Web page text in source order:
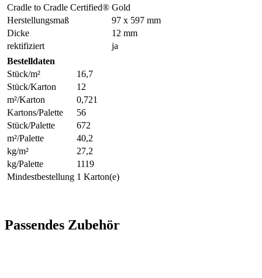
Cradle to Cradle Certified® Gold
Herstellungsmaß
97 x 597 mm
Dicke
12 mm
rektifiziert
ja
Bestelldaten
Stück/m²
16,7
Stück/Karton
12
m²/Karton
0,721
Kartons/Palette
56
Stück/Palette
672
m²/Palette
40,2
kg/m²
27,2
kg/Palette
1119
Mindestbestellung 1 Karton(e)
Passendes Zubehör